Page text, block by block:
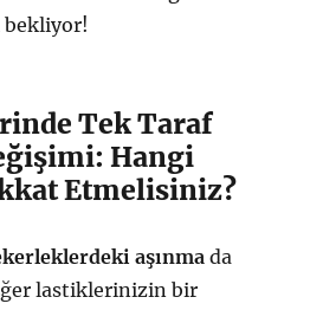
bekliyor!
Tek Taraf
Hangi
Etmelisiniz?
aşınma da
lastiklerinizin bir